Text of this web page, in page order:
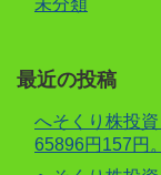
最近の投稿
へそくり株投
65896円157円